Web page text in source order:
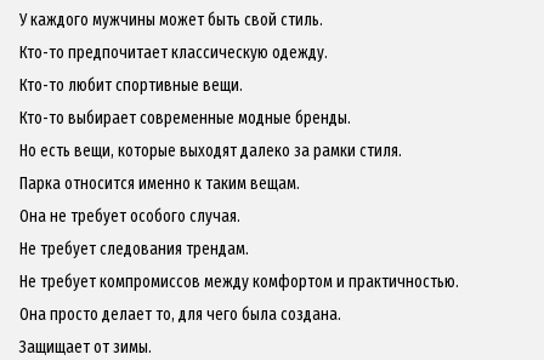
У каждого мужчины может быть свой стиль.
Кто-то предпочитает классическую одежду.
Кто-то любит спортивные вещи.
Кто-то выбирает современные модные бренды.
Но есть вещи, которые выходят далеко за рамки стиля.
Парка относится именно к таким вещам.
Она не требует особого случая.
Не требует следования трендам.
Не требует компромиссов между комфортом и практичностью.
Она просто делает то, для чего была создана.
Защищает от зимы.